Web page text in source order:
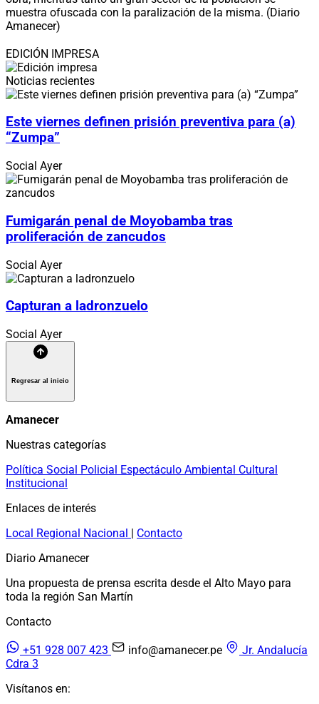
muestra ofuscada con la paralización de la misma. (Diario
Amanecer)
EDICIÓN IMPRESA
Noticias recientes
Este viernes definen prisión preventiva para (a)
“Zumpa”
Social Ayer
Fumigarán penal de Moyobamba tras
proliferación de zancudos
Social Ayer
Capturan a ladronzuelo
Social Ayer
Regresar al inicio
Amanecer
Nuestras categorías
Política Social Policial Espectáculo Ambiental Cultural
Institucional
Enlaces de interés
Local Regional Nacional | Contacto
Diario Amanecer
Una propuesta de prensa escrita desde el Alto Mayo para
toda la región San Martín
Contacto
+51 928 007 423 info@amanecer.pe
Jr. Andalucía
Cdra 3
Visítanos en: